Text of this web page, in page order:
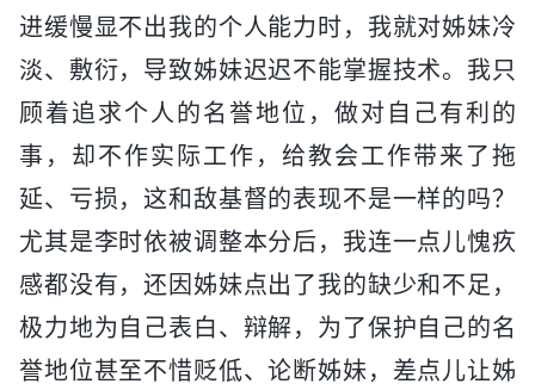
进缓慢显不出我的个人能力时，我就对姊妹冷
淡、敷衍，导致姊妹迟迟不能掌握技术。我只
顾着追求个人的名誉地位，做对自己有利的
事，却不作实际工作，给教会工作带来了拖
延、亏损，这和敌基督的表现不是一样的吗？
尤其是李时依被调整本分后，我连一点儿愧疚
感都没有，还因姊妹点出了我的缺少和不足，
极力地为自己表白、辩解，为了保护自己的名
誉地位甚至不惜贬低、论断姊妹，差点儿让姊